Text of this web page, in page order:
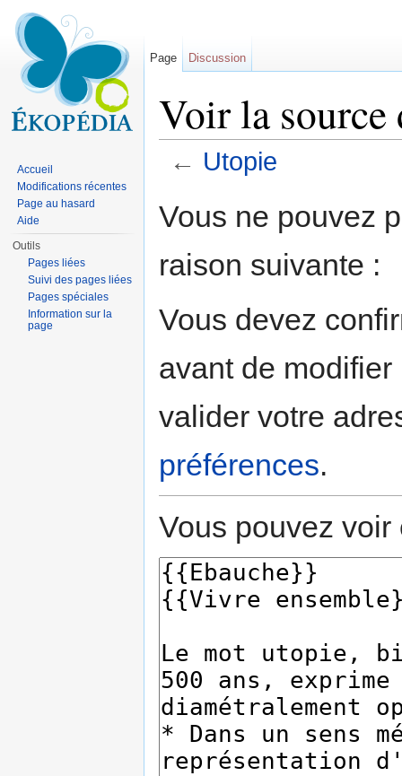
Voir la source
← Utopie
Vous ne pouvez
raison suivante :
Vous devez
avant de
valider votre
préférences.
Vous pouvez
Page Discussion
Accueil
Modifications récentes
Page au hasard
Aide
Outils
Pages liées
Suivi des pages liées
Pages spéciales
Information sur la
page